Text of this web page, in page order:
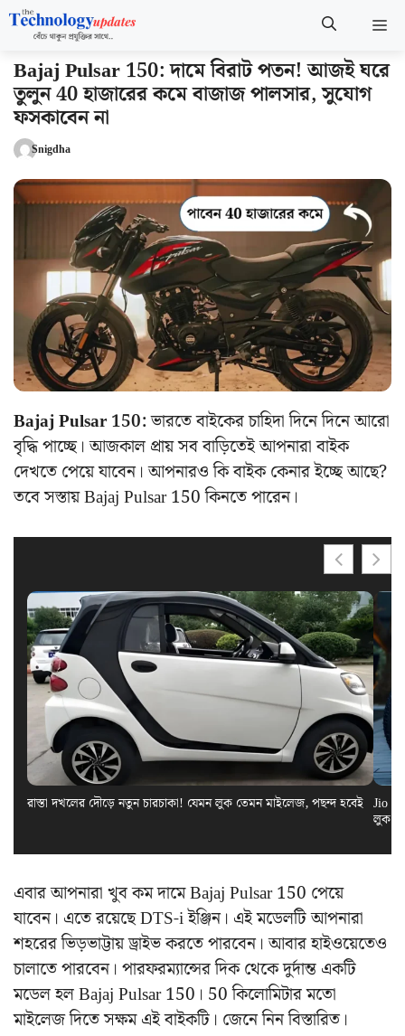
Skip
content
Bajaj Pulsar 150: দামে বিরাট পতন! আজই ঘরে
তুলুন 40 হাজারের কমে বাজাজ পালসার, সুযোগ
ফসকাবেন না
Snigdha
Bajaj Pulsar 150:ভারতে বাইকের চাহিদা দিনে দিনে আরো
বৃদ্ধি পাচ্ছে। আজকাল প্রায় সব বাড়িতেই আপনারা বাইক
দেখতে পেয়ে যাবেন। আপনারও কি বাইক কেনার ইচ্ছে আছে?
তবে সস্তায় Bajaj Pulsar 150 কিনতে পারেন।
রাস্তা দখলের দৌড়ে নতুন চারচাকা! যেমন লুক তেমন মাইলেজ, পছন্দ হবেই Jio
লুক
এবার আপনারা খুব কম দামে Bajaj Pulsar 150 পেয়ে
যাবেন। এতে রয়েছে DTS-i ইঞ্জিন। এই মডেলটি আপনারা
শহরের ভিড়ভাট্টায় ড্রাইভ করতে পারবেন। আবার হাইওয়েতেও
চালাতে পারবেন। পারফরম্যান্সের দিক থেকে দুর্দান্ত একটি
মডেল হল Bajaj Pulsar 150। 50 কিলোমিটার মতো
মাইলেজ দিতে সক্ষম এই বাইকটি।‌ জেনে নিন বিস্তারিত।